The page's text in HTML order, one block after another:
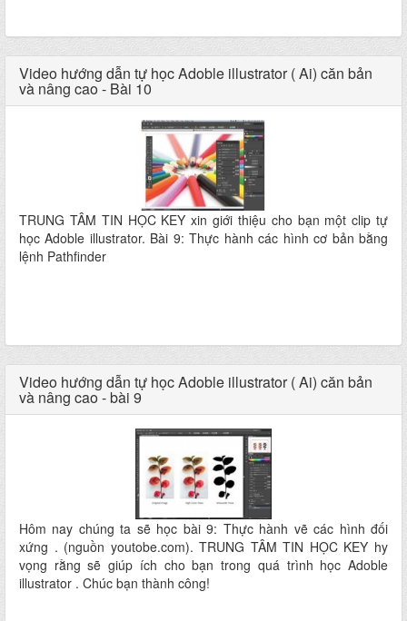
Video hướng dẫn tự học Adoble illustrator ( Ai) căn bản
và nâng cao - Bài 10
TRUNG TÂM TIN HỌC KEY xin giới thiệu cho bạn một clip tự
học Adoble illustrator. Bài 9: Thực hành các hình cơ bản bằng
lệnh Pathfinder
Video hướng dẫn tự học Adoble illustrator ( Ai) căn bản
và nâng cao - bài 9
Hôm nay chúng ta sẽ học bài 9: Thực hành vẽ các hình đối
xứng . (nguồn youtobe.com). TRUNG TÂM TIN HỌC KEY hy
vọng rằng sẽ giúp ích cho bạn trong quá trình học Adoble
illustrator . Chúc bạn thành công!